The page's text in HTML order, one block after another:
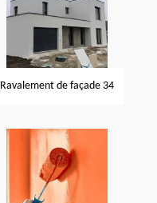
Ravalement de façade 34